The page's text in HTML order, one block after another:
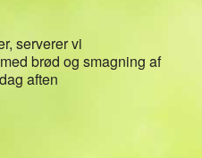
serverer vi
brød og smagning af
aften